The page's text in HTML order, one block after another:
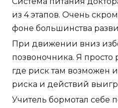
из 4 этапов. Очень
фоне большинства
При движении вниз
позвоночника. Я просто
где риск там возможен
риска и действий
Учитель бормотал себе